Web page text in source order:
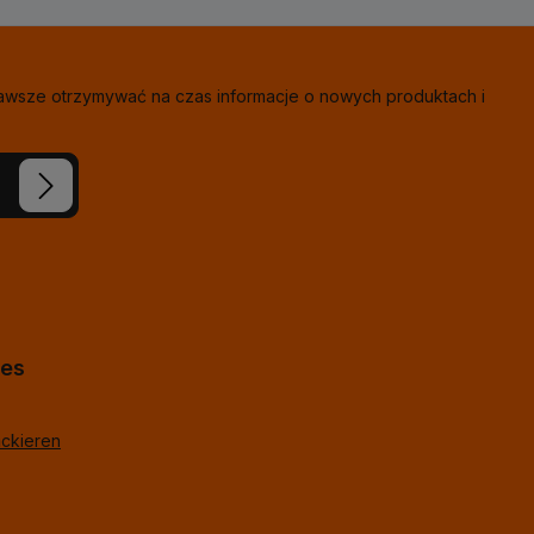
otrzymywać na czas informacje o nowych produktach i